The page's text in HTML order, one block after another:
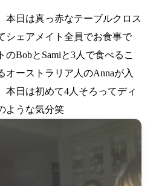
本日は真っ赤なテーブルクロス
シェアメイト全員でお食事で
BobとSamiと3人で食べるこ
オーストラリア人のAnnaが入
本日は初めて4人そろってディ
ような気分笑